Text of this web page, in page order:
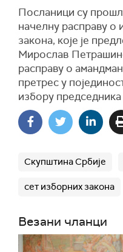
Посланици су
начелну расправу о
закона, које је
Мирослав
расправу о
претрес у
избору
Скупштина Србије
сет изборних закона
Везани чланци